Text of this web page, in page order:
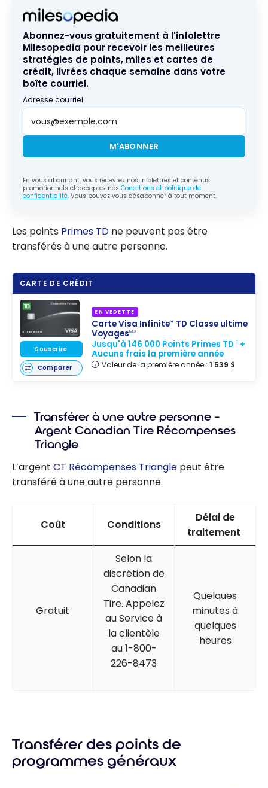
Abonnez-vous gratuitement à l'infolettre
Milesopedia pour recevoir les meilleures
stratégies de points, miles et cartes de
crédit, livrées chaque semaine dans votre
boîte courriel.
Adresse courriel
M'ABONNER
En vous abonnant, vous recevrez nos infolettres et contenus
promotionnels et acceptez nos Conditions et politique de
confidentialité. Vous pouvez vous désabonner à tout moment.
Les points Primes TD ne peuvent pas être
transférés à une autre personne.
CARTE DE CRÉDIT
EN VEDETTE
Carte Visa Infinite* TD Classe ultime
VoyagesMD
Jusqu'à 146 000 Points Primes TD† +
Aucuns frais la première année
Valeur de la première année : 1 539 $
Souscrire
Comparer
Transférer à une autre personne –
Argent Canadian Tire Récompenses
Triangle
L’argent CT Récompenses Triangle peut être
transféré à une autre personne.
Coût Conditions
Délai de
traitement
Gratuit
Selon la
discrétion de
Canadian
Tire. Appelez
au Service à
la clientèle
au 1-800-
226-8473
Quelques
minutes à
quelques
heures
Transférer des points de
programmes généraux